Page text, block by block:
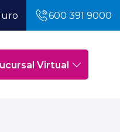
600 391 9000
Virtual